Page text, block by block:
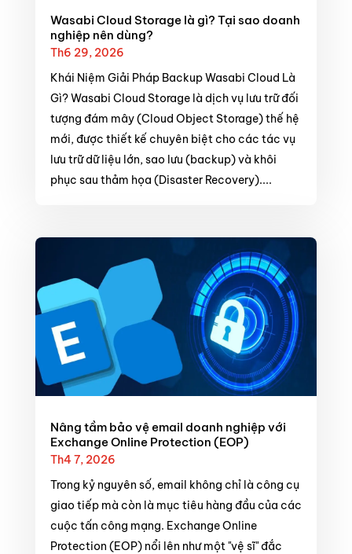
Wasabi Cloud Storage là gì? Tại sao doanh
nghiệp nên dùng?
Th6 29, 2026
Khái Niệm Giải Pháp Backup Wasabi Cloud Là
Gì? Wasabi Cloud Storage là dịch vụ lưu trữ đối
tượng đám mây (Cloud Object Storage) thế hệ
mới, được thiết kế chuyên biệt cho các tác vụ
lưu trữ dữ liệu lớn, sao lưu (backup) và khôi
phục sau thảm họa (Disaster Recovery)....
Nâng tầm bảo vệ email doanh nghiệp với
Exchange Online Protection (EOP)
Th4 7, 2026
Trong kỷ nguyên số, email không chỉ là công cụ
giao tiếp mà còn là mục tiêu hàng đầu của các
cuộc tấn công mạng. Exchange Online
Protection (EOP) nổi lên như một "vệ sĩ" đắc